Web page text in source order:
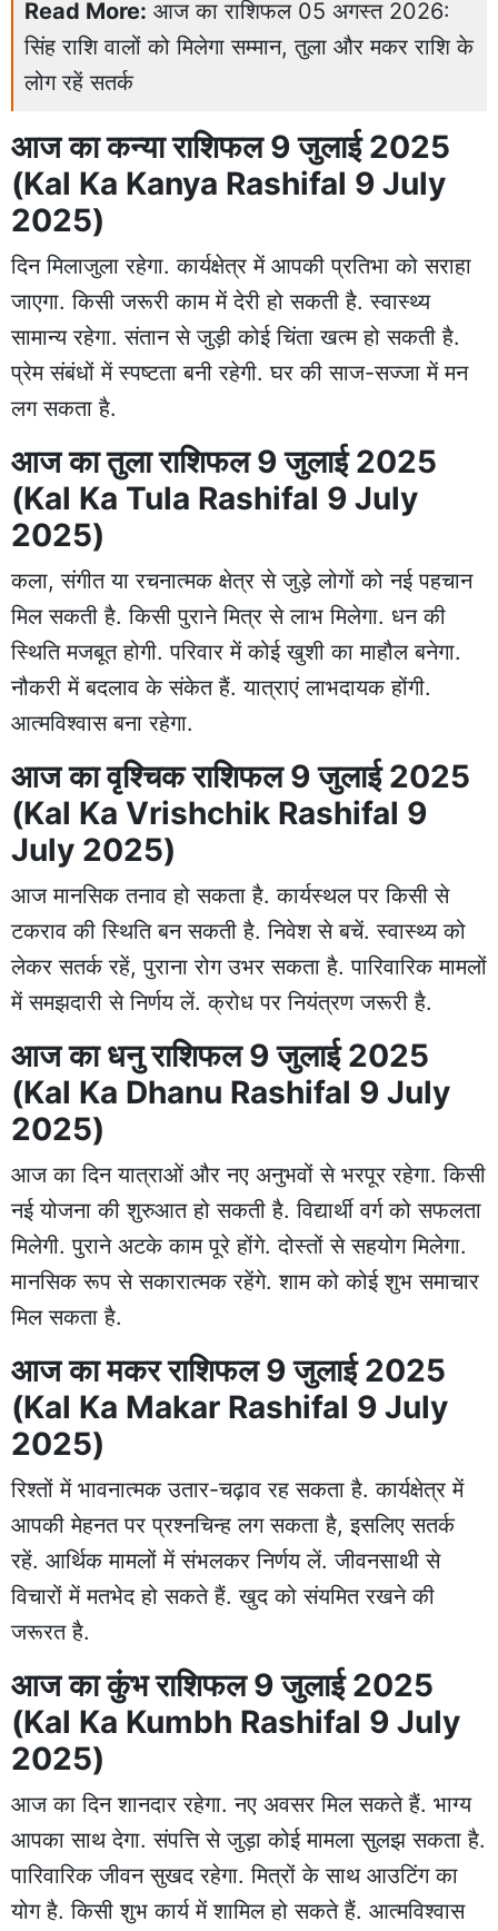
Read More: आज का राशिफल 05 अगस्त 2026:
सिंह राशि वालों को मिलेगा सम्मान, तुला और मकर राशि के
लोग रहें सतर्क
आज का कन्या राशिफल 9 जुलाई 2025
(Kal Ka Kanya Rashifal 9 July
2025)
दिन मिलाजुला रहेगा. कार्यक्षेत्र में आपकी प्रतिभा को सराहा
जाएगा. किसी जरूरी काम में देरी हो सकती है. स्वास्थ्य
सामान्य रहेगा. संतान से जुड़ी कोई चिंता खत्म हो सकती है.
प्रेम संबंधों में स्पष्टता बनी रहेगी. घर की साज-सज्जा में मन
लग सकता है.
आज का तुला राशिफल 9 जुलाई 2025
(Kal Ka Tula Rashifal 9 July
2025)
कला, संगीत या रचनात्मक क्षेत्र से जुड़े लोगों को नई पहचान
मिल सकती है. किसी पुराने मित्र से लाभ मिलेगा. धन की
स्थिति मजबूत होगी. परिवार में कोई खुशी का माहौल बनेगा.
नौकरी में बदलाव के संकेत हैं. यात्राएं लाभदायक होंगी.
आत्मविश्वास बना रहेगा.
आज का वृश्चिक राशिफल 9 जुलाई 2025
(Kal Ka Vrishchik Rashifal 9
July 2025)
आज मानसिक तनाव हो सकता है. कार्यस्थल पर किसी से
टकराव की स्थिति बन सकती है. निवेश से बचें. स्वास्थ्य को
लेकर सतर्क रहें, पुराना रोग उभर सकता है. पारिवारिक मामलों
में समझदारी से निर्णय लें. क्रोध पर नियंत्रण जरूरी है.
आज का धनु राशिफल 9 जुलाई 2025
(Kal Ka Dhanu Rashifal 9 July
2025)
आज का दिन यात्राओं और नए अनुभवों से भरपूर रहेगा. किसी
नई योजना की शुरुआत हो सकती है. विद्यार्थी वर्ग को सफलता
मिलेगी. पुराने अटके काम पूरे होंगे. दोस्तों से सहयोग मिलेगा.
मानसिक रूप से सकारात्मक रहेंगे. शाम को कोई शुभ समाचार
मिल सकता है.
आज का मकर राशिफल 9 जुलाई 2025
(Kal Ka Makar Rashifal 9 July
2025)
रिश्तों में भावनात्मक उतार-चढ़ाव रह सकता है. कार्यक्षेत्र में
आपकी मेहनत पर प्रश्नचिन्ह लग सकता है, इसलिए सतर्क
रहें. आर्थिक मामलों में संभलकर निर्णय लें. जीवनसाथी से
विचारों में मतभेद हो सकते हैं. खुद को संयमित रखने की
जरूरत है.
आज का कुंभ राशिफल 9 जुलाई 2025
(Kal Ka Kumbh Rashifal 9 July
2025)
आज का दिन शानदार रहेगा. नए अवसर मिल सकते हैं. भाग्य
आपका साथ देगा. संपत्ति से जुड़ा कोई मामला सुलझ सकता है.
पारिवारिक जीवन सुखद रहेगा. मित्रों के साथ आउटिंग का
योग है. किसी शुभ कार्य में शामिल हो सकते हैं. आत्मविश्वास